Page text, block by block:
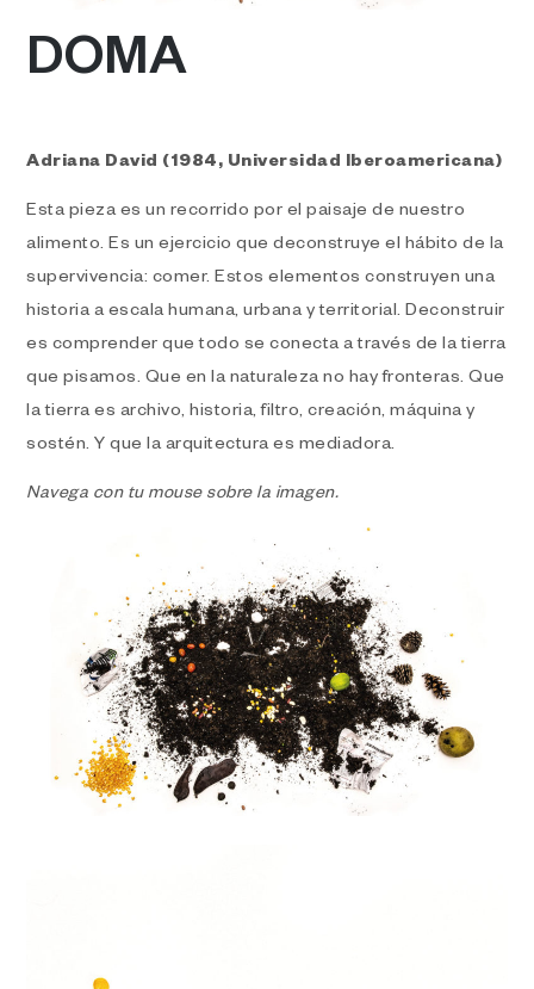
DOMA
Adriana David (1984, Universidad Iberoamericana)
Esta pieza es un recorrido por el paisaje de nuestro
alimento. Es un ejercicio que deconstruye el hábito de la
supervivencia: comer. Estos elementos construyen una
historia a escala humana, urbana y territorial. Deconstruir
es comprender que todo se conecta a través de la tierra
que pisamos. Que en la naturaleza no hay fronteras. Que
la tierra es archivo, historia, filtro, creación, máquina y
sostén. Y que la arquitectura es mediadora.
Navega con tu mouse sobre la imagen.